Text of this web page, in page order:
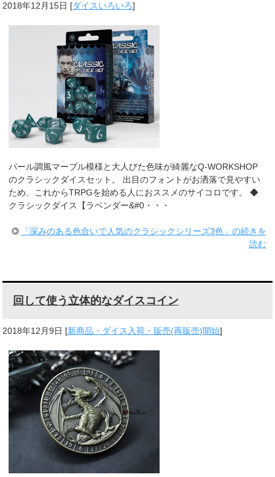
2018年12月15日 [ダイスいろいろ]
パール調風マーブル模様と大人びた色味が綺麗なQ-WORKSHOP
のクラシックダイスセット。 出目のフォントがお洒落で見やすい
ため、これからTRPGを始める人におススメのサイコロです。 ◆
クラシックダイス【ラベンダー&#0・・・
「深みのある色合いで人気のクラシックシリーズ3色」の続きを
読む
回して使う立体的なダイスコイン
2018年12月9日 [新商品・ダイス入荷・販売(再販売)開始]